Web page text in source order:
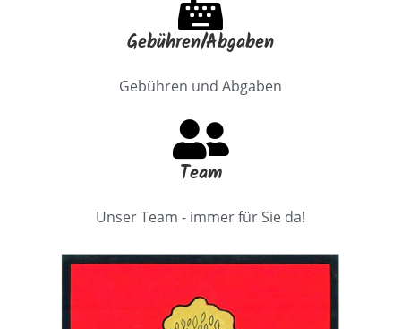
Gebühren/Abgaben
Gebühren und Abgaben
Team
Unser Team - immer für Sie da!